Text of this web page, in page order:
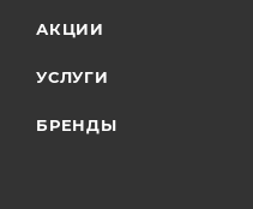
АКЦИИ
УСЛУГИ
БРЕНДЫ